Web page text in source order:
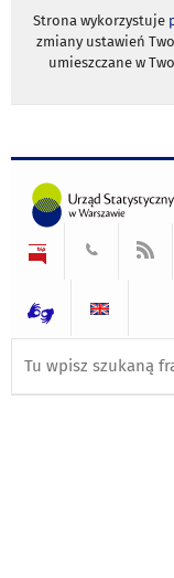
Strona wykorzystuje
zmiany ustawień
umieszczane w